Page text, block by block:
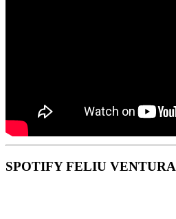
SPOTIFY FELIU VENTURA